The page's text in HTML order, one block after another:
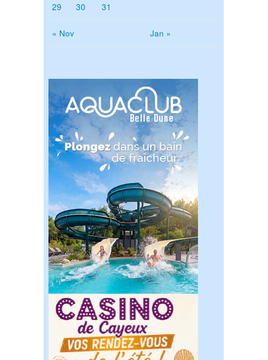
« Nov Jan »
29 30 31